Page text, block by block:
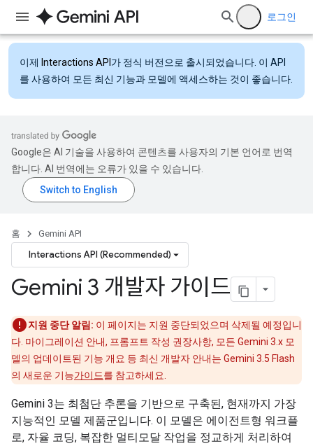
로그인
이제 Interactions API 가 정식 버전으로 출시되었습니다. 이 API
를 사용하여 모든 최신 기능과 모델에 액세스하는 것이 좋습니다.
Google은 AI 기술을 사용하여 콘텐츠를 사용자의 기본 언어로 번역
합니다. AI 번역에는 오류가 있을 수 있습니다.
홈 Gemini API
Interactions API (Recommended)
Gemini 3 개발자 가이드
지원 중단 알림: 이 페이지는 지원 중단되었으며 삭제될 예정입니
다. 마이그레이션 안내, 프롬프트 작성 권장사항, 모든 Gemini 3.x 모
델의 업데이트된 기능 개요 등 최신 개발자 안내는 Gemini 3.5 Flash
의 새로운 기능가이드를 참고하세요.
Gemini 3는 최첨단 추론을 기반으로 구축된, 현재까지 가장
지능적인 모델 제품군입니다. 이 모델은 에이전트형 워크플
로, 자율 코딩, 복잡한 멀티모달 작업을 정교하게 처리하여